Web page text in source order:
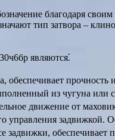
благодаря
тип затвора –
являются⁚
обеспечивает
из чугуна или
движение от
управления задвижкой.
задвижки,